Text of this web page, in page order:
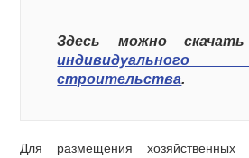
Здесь можно
индивидуального
строительства.
Для размещения хозяйственных